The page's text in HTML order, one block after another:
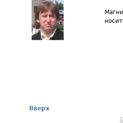
Вверх